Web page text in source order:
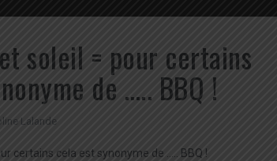
soleil = pour certains
de ….. BBQ !
Lalande
certains cela est synonyme de ….. BBQ !